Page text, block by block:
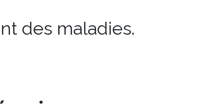
des maladies.